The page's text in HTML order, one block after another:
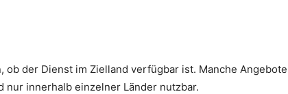
der Dienst im Zielland verfügbar ist. Manche Angebote
innerhalb einzelner Länder nutzbar.